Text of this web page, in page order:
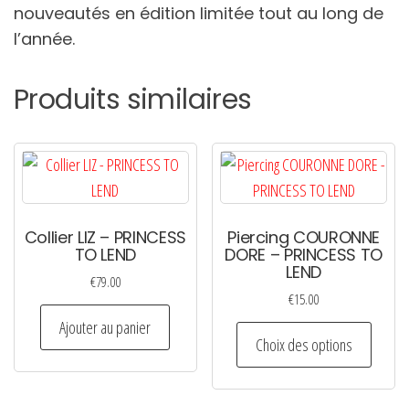
nouveautés en édition limitée tout au long de
l’année.
Produits similaires
Collier LIZ – PRINCESS
TO LEND
€79.00
Ajouter au panier
Piercing COURONNE
DORE – PRINCESS TO
LEND
€15.00
Choix des options
Ce